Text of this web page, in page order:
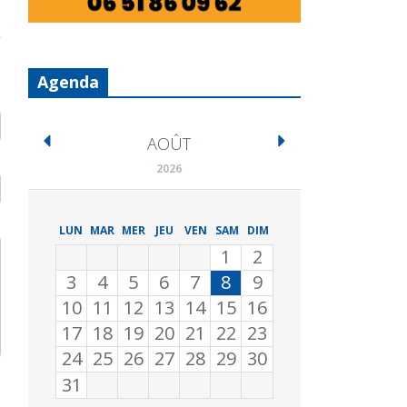
Agenda
AOÛT
2026
LUN MAR MER JEU VEN SAM DIM
1
2
3
4 5 6 7 8
9
10 11 12 13 14 15 16
17 18 19 20 21 22 23
24 25 26 27 28 29 30
31